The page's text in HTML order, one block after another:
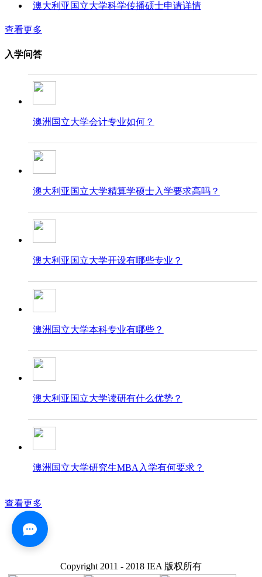
澳大利亚国立大学科学传播硕士申请详情
查看更多
入学问答
澳洲国立大学会计专业如何？
澳大利亚国立大学精算学硕士入学要求高吗？
澳大利亚国立大学开设有哪些专业？
澳洲国立大学本科专业有哪些？
澳大利亚国立大学读研有什么优势？
澳洲国立大学研究生MBA入学有何要求？
查看更多
Copyright 2011 - 2018 IEA 版权所有